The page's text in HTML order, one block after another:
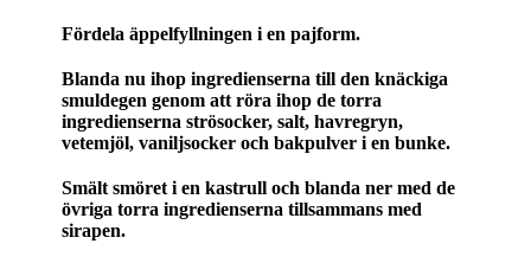
Fördela äppelfyllningen i en pajform.
Blanda nu ihop ingredienserna till den knäckiga
smuldegen genom att röra ihop de torra
ingredienserna strösocker, salt, havregryn,
vetemjöl, vaniljsocker och bakpulver i en bunke.
Smält smöret i en kastrull och blanda ner med de
övriga torra ingredienserna tillsammans med
sirapen.